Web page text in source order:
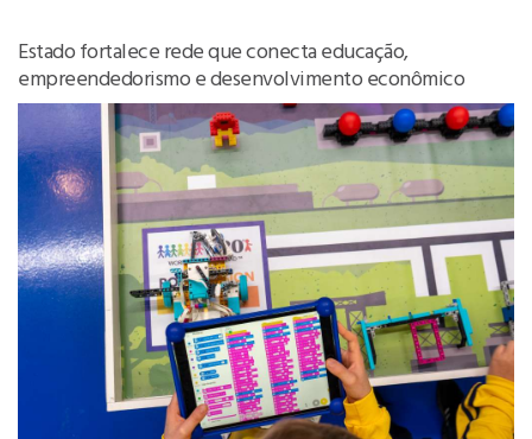
Estado fortalece rede que conecta educação,
empreendedorismo e desenvolvimento econômico